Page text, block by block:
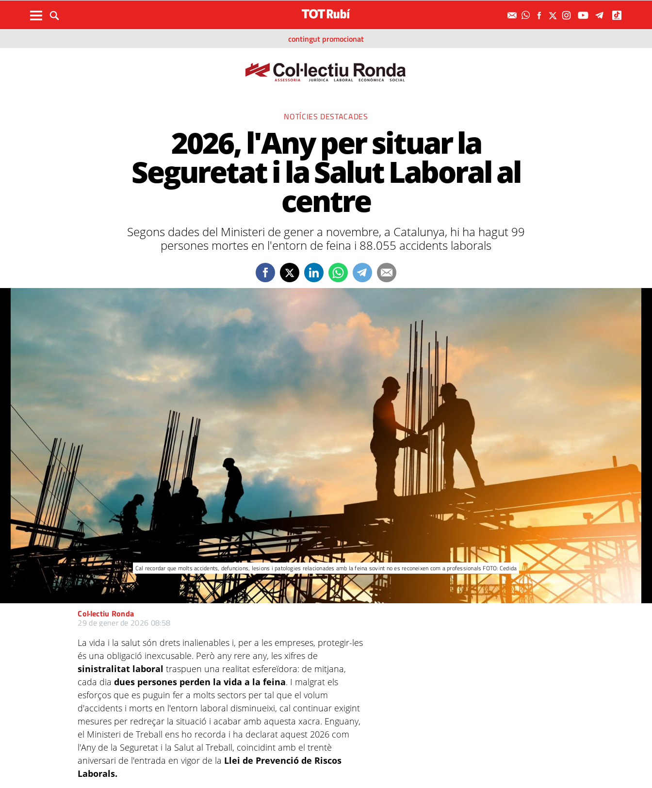
contingut promocionat
NOTÍCIES DESTACADES
2026, l'Any per situar la
Seguretat i la Salut Laboral al
centre
Segons dades del Ministeri de gener a novembre, a Catalunya, hi ha hagut 99
persones mortes en l'entorn de feina i 88.055 accidents laborals
Cal recordar que molts accidents, defuncions, lesions i patologies relacionades amb la feina sovint no es reconeixen com a professionals FOTO: Cedida
Col·lectiu Ronda
29 de gener de 2026 08:58
La vida i la salut són drets inalienables i, per a les empreses, protegir-les
és una obligació inexcusable. Però any rere any, les xifres de
sinistralitat laboraltraspuen una realitat esfereïdora: de mitjana,
cada diadues persones perden la vida a la feina. I malgrat els
esforços que es puguin fer a molts sectors per tal que el volum
d'accidents i morts en l'entorn laboral disminueixi, cal continuar exigint
mesures per redreçar la situació i acabar amb aquesta xacra. Enguany,
el Ministeri de Treball ens ho recorda i ha declarat aquest 2026 com
l'Any de la Seguretat i la Salut al Treball, coincidint amb el trentè
aniversari de l'entrada en vigor de la Llei de Prevenció de Riscos
Laborals.